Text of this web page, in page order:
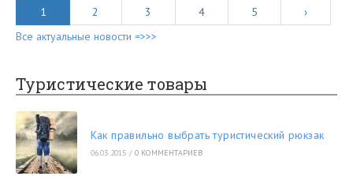
1 2 3 4 5
›
Все актуальные новости =>>>
Туристические товары
Как правильно выбрать туристический рюкзак
06.03.2015 / 0 КОММЕНТАРИЕВ